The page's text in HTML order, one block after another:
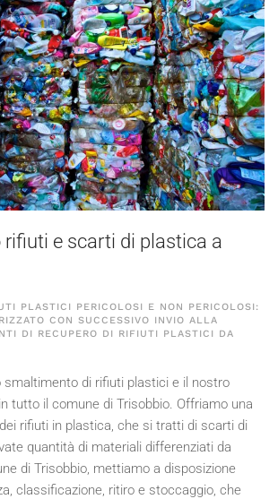
e scarti di plastica a
PLASTICI PERICOLOSI E NON PERICOLOSI:
CON SUCCESSIVO INVIO ALLA
DI RECUPERO DI RIFIUTI PLASTICI DA
smaltimento di rifiuti plastici e il nostro
tutto il comune di Trisobbio. Offriamo una
rifiuti in plastica, che si tratti di scarti di
quantità di materiali differenziati da
di Trisobbio, mettiamo a disposizione
classificazione, ritiro e stoccaggio, che